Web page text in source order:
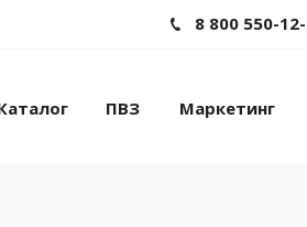
8 800 550-
ПВЗ Маркетинг